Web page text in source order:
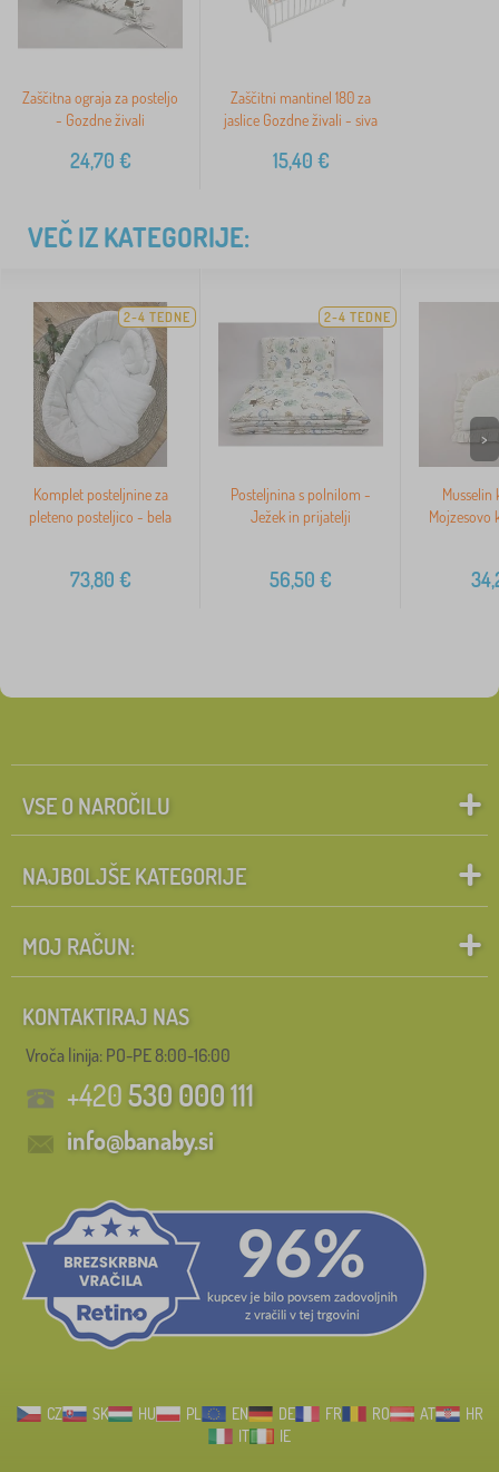
Zaščitna ograja za posteljo
- Gozdne živali
24,70 €
Zaščitni mantinel 180 za
jaslice Gozdne živali - siva
15,40 €
VEČ IZ KATEGORIJE:
2-4 TEDNE
Komplet posteljnine za
pleteno posteljico - bela
73,80 €
2-4 TEDNE
Posteljnina s polnilom -
Ježek in prijatelji
56,50 €
Musselin
Mojzesovo
>
VSE O NAROČILU
NAJBOLJŠE KATEGORIJE
MOJ RAČUN:
KONTAKTIRAJ NAS
Vroča linija: PO-PE 8:00-16:00
+420530 000 111
info@banaby.si
CZ SK HU PL EN DE FR RO AT
HR
IT
IE